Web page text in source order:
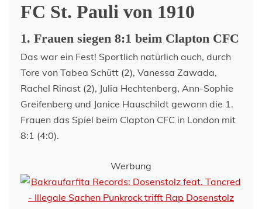
FC St. Pauli von 1910
1. Frauen siegen 8:1 beim Clapton CFC
Das war ein Fest! Sportlich natürlich auch, durch
Tore von Tabea Schütt (2), Vanessa Zawada,
Rachel Rinast (2), Julia Hechtenberg, Ann-Sophie
Greifenberg und Janice Hauschildt gewann die 1.
Frauen das Spiel beim Clapton CFC in London mit
8:1 (4:0).
Werbung